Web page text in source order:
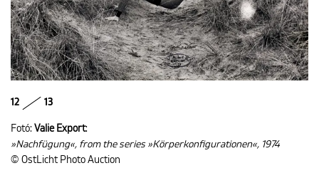
12 13
Fotó: Valie Export:
»Nachfügung«, from the series »Körperkonfigurationen«, 1974
© OstLicht Photo Auction